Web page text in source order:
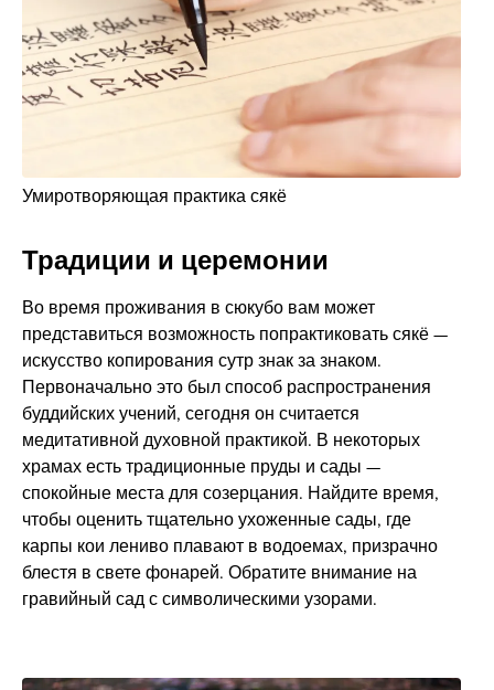
Умиротворяющая практика сякё
Традиции и церемонии
Во время проживания в сюкубо вам может
представиться возможность попрактиковать сякё —
искусство копирования сутр знак за знаком.
Первоначально это был способ распространения
буддийских учений, сегодня он считается
медитативной духовной практикой. В некоторых
храмах есть традиционные пруды и сады —
спокойные места для созерцания. Найдите время,
чтобы оценить тщательно ухоженные сады, где
карпы кои лениво плавают в водоемах, призрачно
блестя в свете фонарей. Обратите внимание на
гравийный сад с символическими узорами.